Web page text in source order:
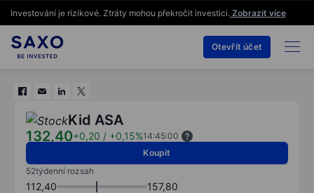
Investování je rizikové. Ztráty mohou překročit investici. Zobrazit více
Otevřít účet
Kid ASA
132,40+0,20 / +0,15%14:45:00
Koupit
52týdenní rozsah
112,40 157,80